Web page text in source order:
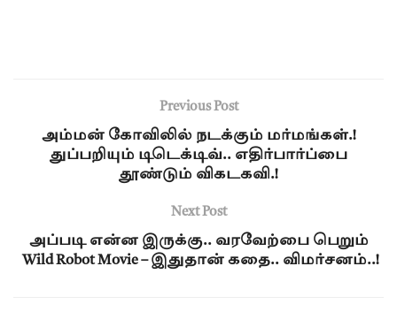
Previous Post
அம்மன் கோவிலில் நடக்கும் மர்மங்கள்.!
துப்பறியும் டிடெக்டிவ்.. எதிர்பார்ப்பை
தூண்டும் விகடகவி.!
Next Post
அப்படி என்ன இருக்கு.. வரவேற்பை பெறும்
Wild Robot Movie – இதுதான் கதை.. விமர்சனம்..!